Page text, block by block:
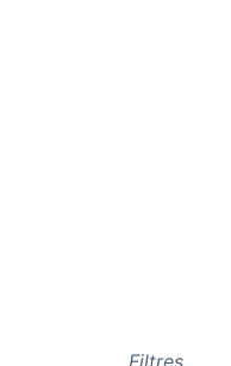
Filtres